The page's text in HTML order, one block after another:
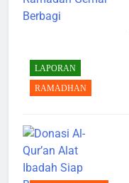
LAPORAN
RAMADHAN